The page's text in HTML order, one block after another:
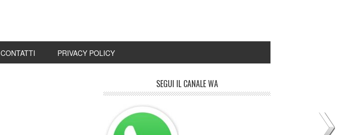
CONTATTI PRIVACY POLICY
SEGUI IL CANALE WA